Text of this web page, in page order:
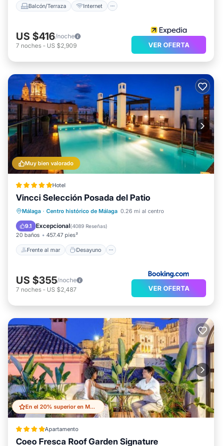
Balcón/Terraza Internet
US $416/noche
7 noches - US $2,909 VER OFERTA
Muy bien valorado
Hotel
Vincci Selección Posada del Patio
Málaga · Centro histórico de Málaga 0.26 mi al centro
9.1 Excepcional(4089 Reseñas)
20 baños 457.47 pies²
Frente al mar Desayuno
Frente al mar
Desayuno
Estación de carga para vehículos eléctricos
Aparcamiento
US $355/noche
7 noches - US $2,487 VER OFERTA
En el 20% superior en Malaga Historic Centre
Apartamento
Coeo Fresca Roof Garden Signature